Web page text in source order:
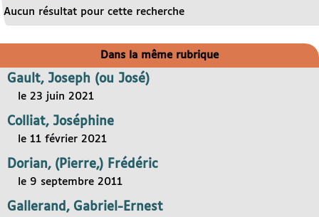
Aucun résultat pour cette recherche
Dans la même rubrique
Gault, Joseph (ou José)
le 23 juin 2021
Colliat, Joséphine
le 11 février 2021
Dorian, (Pierre,) Frédéric
le 9 septembre 2011
Gallerand, Gabriel-Ernest